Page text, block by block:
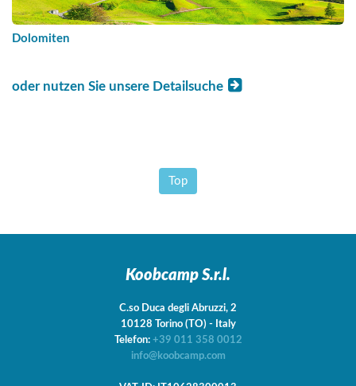
Dolomiten
oder nutzen Sie unsere Detailsuche
Top
Koobcamp S.r.l.
C.so Duca degli Abruzzi, 2
10128 Torino (TO) - Italy
Telefon: +39 011 358 0012
info@koobcamp.com